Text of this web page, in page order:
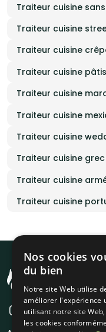
Traiteur cuisine
Traiteur cuisine
Traiteur cuisine
Traiteur cuisine
Traiteur cuisine
Traiteur cuisine
Traiteur cuisine
Nos cookies
du bien
Notre site Web utilise
améliorer l'expérience
utilisant notre site
les cookies